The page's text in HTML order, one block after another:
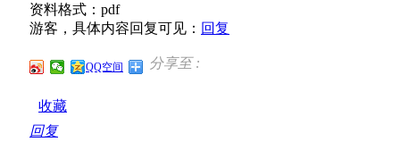
资料格式：pdf
游客，具体内容回复可见： 回复
分享至 :
QQ空间
收藏
回复